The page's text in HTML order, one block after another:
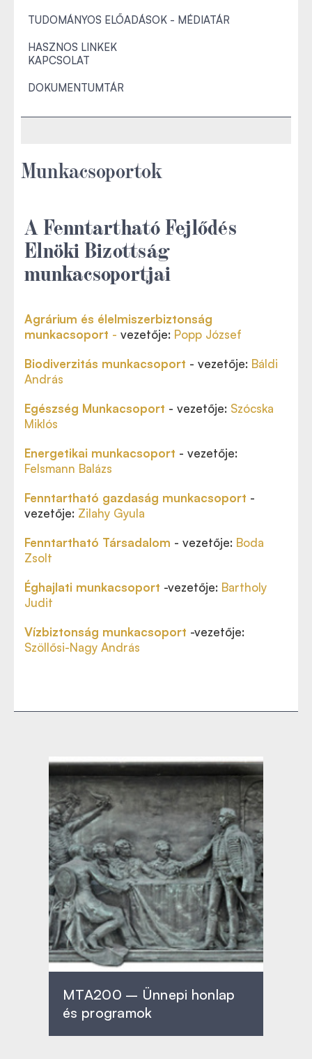
TUDOMÁNYOS ELŐADÁSOK - MÉDIATÁR
HASZNOS LINKEK
KAPCSOLAT
DOKUMENTUMTÁR
Munkacsoportok
A Fenntartható Fejlődés
Elnöki Bizottság
munkacsoportjai
Agrárium és élelmiszerbiztonság
munkacsoport - vezetője: Popp József
Biodiverzitás munkacsoport - vezetője: Báldi
András
Egészség Munkacsoport - vezetője: Szócska
Miklós
Energetikai munkacsoport - vezetője:
Felsmann Balázs
Fenntartható gazdaság munkacsoport -
vezetője: Zilahy Gyula
Fenntartható Társadalom - vezetője: Boda
Zsolt
Éghajlati munkacsoport -vezetője: Bartholy
Judit
Vízbiztonság munkacsoport -vezetője:
Szöllősi-Nagy András
MTA200 – Ünnepi honlap
és programok